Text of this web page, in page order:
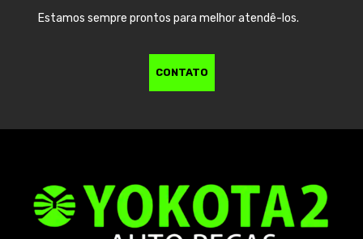
Estamos sempre prontos para melhor atendê-los.
CONTATO